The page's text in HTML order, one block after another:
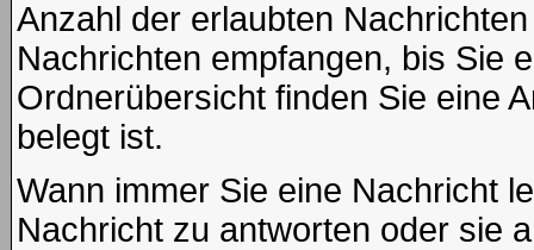
Anzahl der erlaubten
Nachrichten empfangen, bis Sie
Ordnerübersicht finden Sie eine
belegt ist.
Wann immer Sie eine Nachricht
Nachricht zu antworten oder sie